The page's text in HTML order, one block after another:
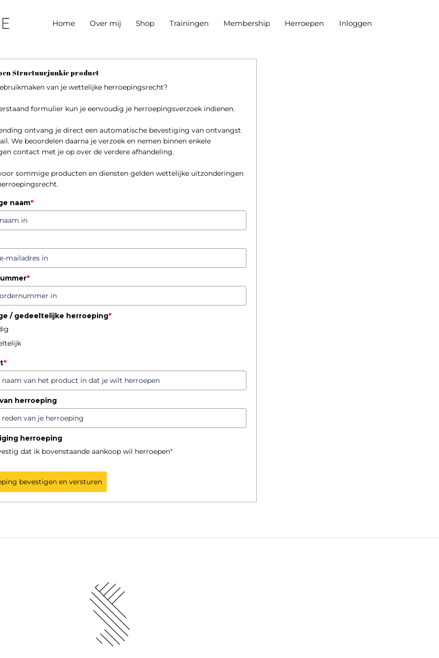
Home Over mij Shop Trainingen Membership Herroepen Inloggen
Structuurjunkie product
van je wettelijke herroepingsrecht?
formulier kun je eenvoudig je herroepingsverzoek indienen.
ontvang je direct een automatische bevestiging van ontvangst
We beoordelen daarna je verzoek en nemen binnen enkele
contact met je op over de verdere afhandeling.
sommige producten en diensten gelden wettelijke uitzonderingen
naam*
*
/ gedeeltelijke herroeping*
*
herroeping
herroeping
dat ik bovenstaande aankoop wil herroepen*
bevestigen en versturen